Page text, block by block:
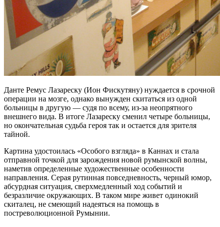
Данте Ремус Лазареску (Ион Фискутяну) нуждается в срочной
операции на мозге, однако вынужден скитаться из одной
больницы в другую — судя по всему, из-за неопрятного
внешнего вида. В итоге Лазареску сменил четыре больницы,
но окончательная судьба героя так и остается для зрителя
тайной.
Картина удостоилась «Особого взгляда» в Каннах и стала
отправной точкой для зарождения новой румынской волны,
наметив определенные художественные особенности
направления. Серая рутинная повседневность, черный юмор,
абсурдная ситуация, сверхмедленный ход событий и
безразличие окружающих. В таком мире живет одинокий
скиталец, не смеющий надеяться на помощь в
постреволюционной Румынии.